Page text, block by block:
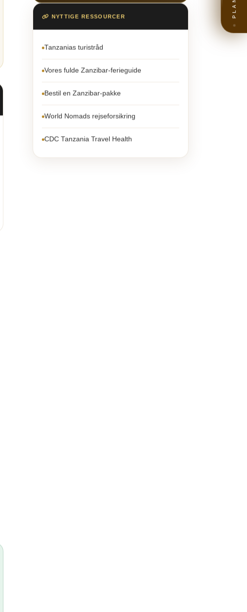
NYTTIGE RESSOURCER
Tanzanias turistråd
Vores fulde Zanzibar-ferieguide
Bestil en Zanzibar-pakke
World Nomads rejseforsikring
CDC Tanzania Travel Health